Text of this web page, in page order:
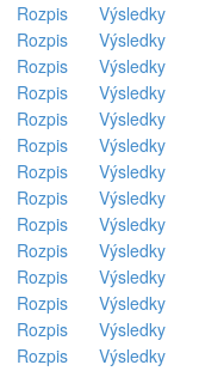
Rozpis
Výsledky
Rozpis
Výsledky
Rozpis
Výsledky
Rozpis
Výsledky
Rozpis
Výsledky
Rozpis
Výsledky
Rozpis
Výsledky
Rozpis
Výsledky
Rozpis
Výsledky
Rozpis
Výsledky
Rozpis
Výsledky
Rozpis
Výsledky
Rozpis
Výsledky
Rozpis
Výsledky